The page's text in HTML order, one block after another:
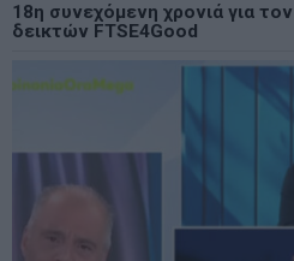
18η συνεχόμενη χρονιά για
δεικτών FTSE4Good